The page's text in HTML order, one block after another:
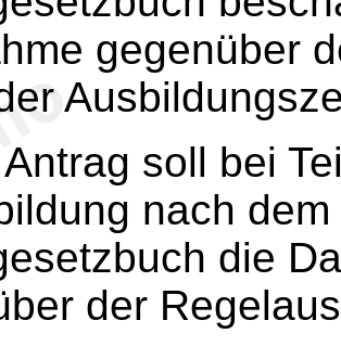
gegenüber
soll bei
nach
die
der